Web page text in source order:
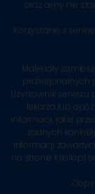
oraz ceny nie
Korzystanie z
Materiały
profesjonalnych
Użytkownik
lekarza lub
informacji, jakie
żadnych
informacji
na stronie Kliniki.pl